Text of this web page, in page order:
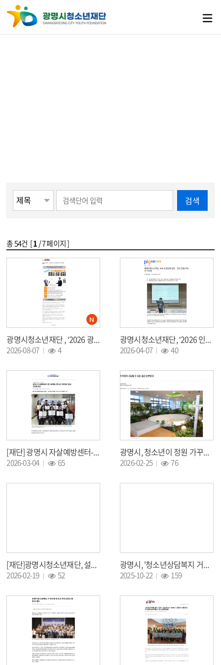
검색
총54건 [1/ 7 페이지 ]
광명시청소년재단 , ‘2026 광명시 고교학점제&대입의 변화 설명회 진행’
2026-08-07 4
광명시청소년재단, ‘2026 인권경영 선언’… 인간 존엄 최우선 가치로 (26.04.07)
2026-04-07 40
[재단] 광명시 자살예방센터-청소년재단, 청소년 고위험군 발굴· 지원에 맞손 (26.03.04)
2026-03-04 65
광명시, 청소년이 정원 가꾸며 자연과 교감할 수 있는 공간 선보인다 (26.02.25)
2026-02-25 76
[재단]광명시청소년재단, 설맞이 전통·나눔·체험 프로그램 풍성 “청소년과 시민이 함께 만드는 따뜻한 명절” (26.02.19)
2026-02-19 52
광명시, '청소년상담복지 거점센터' 조성 (25.10.22)
2025-10-22 159